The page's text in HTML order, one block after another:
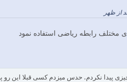
مختلف رابطه ریاضی استفاده نمود
پیدا نکردم. حدس میزدم کسی قبلا این رو